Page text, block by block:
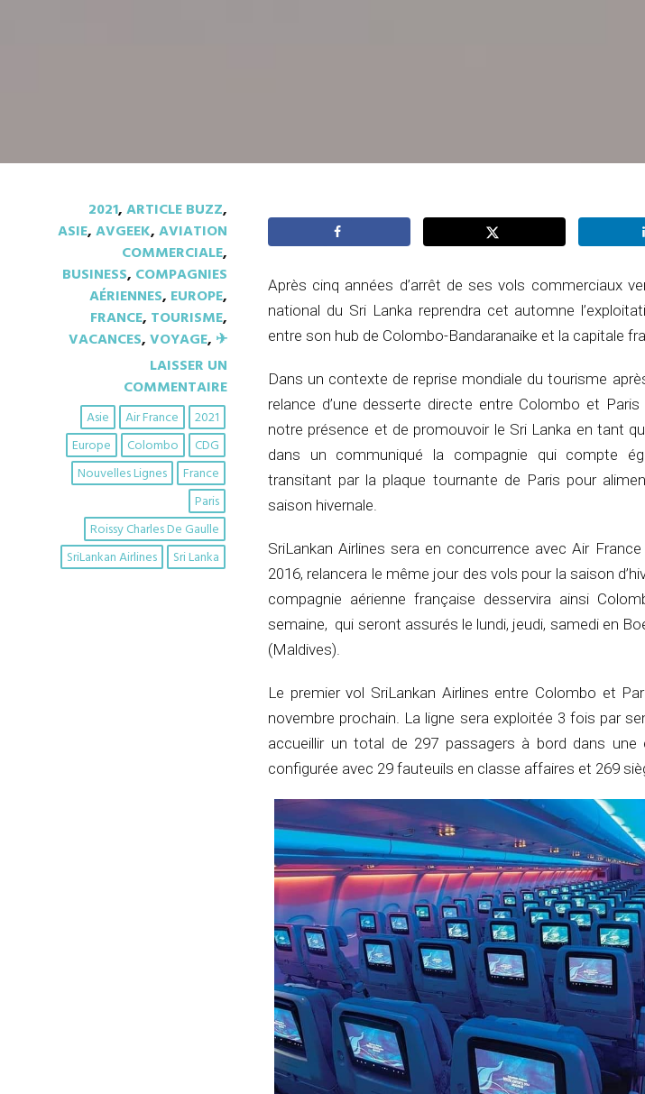
2021,ARTICLE BUZZ,
ASIE,AVGEEK,AVIATION
COMMERCIALE,
BUSINESS, COMPAGNIES
AÉRIENNES, EUROPE,
FRANCE, TOURISME,
VACANCES,VOYAGE, ✈︎
LAISSER UN
COMMENTAIRE
2021
Air France
Asie
CDG
Colombo
Europe
France
Nouvelles Lignes
Paris
Roissy Charles De Gaulle
Sri Lanka
SriLankan Airlines
Après cinq années d’arrêt de ses vols commerciaux
national du Sri Lanka reprendra cet automne
entre son hub de Colombo-Bandaranaike et la capitale
Dans un contexte de reprise mondiale du tourisme
relance d’une desserte directe entre Colombo et
notre présence et de promouvoir le Sri Lanka en tant
dans un communiqué la compagnie qui compte
transitant par la plaque tournante de Paris pour
saison hivernale.
SriLankan Airlines sera en concurrence avec Air
2016, relancera le même jour des vols pour la saison
compagnie aérienne française desservira ainsi
semaine, qui seront assurés le lundi, jeudi, samedi en
(Maldives).
Le premier vol SriLankan Airlines entre Colombo et
novembre prochain. La ligne sera exploitée 3 fois par
accueillir un total de 297 passagers à bord dans
configurée avec 29 fauteuils en classe affaires et 269